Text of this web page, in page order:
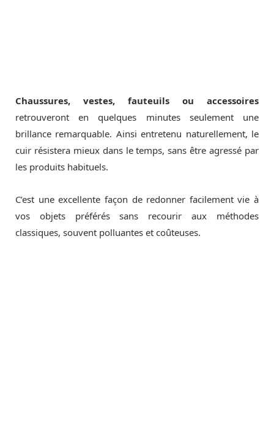
Chaussures, vestes, fauteuils ou accessoires
retrouveront en quelques minutes seulement une
brillance remarquable. Ainsi entretenu naturellement, le
cuir résistera mieux dans le temps, sans être agressé par
les produits habituels.
C’est une excellente façon de redonner facilement vie à
vos objets préférés sans recourir aux méthodes
classiques, souvent polluantes et coûteuses.